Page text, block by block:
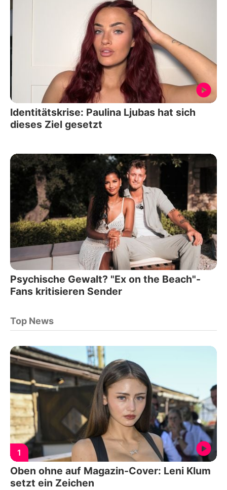
Identitätskrise: Paulina Ljubas hat sich
dieses Ziel gesetzt
Psychische Gewalt? "Ex on the Beach"-
Fans kritisieren Sender
Top News
1
Oben ohne auf Magazin-Cover: Leni Klum
setzt ein Zeichen